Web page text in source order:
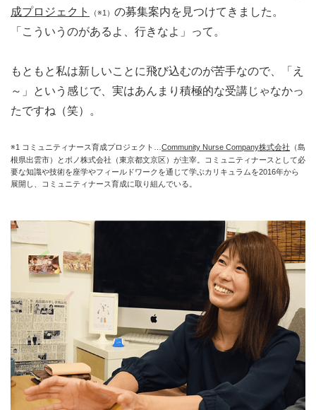
成プロジェクト
（※1） の募集案内を見つけてきました。
「こういうのがあるよ、行きなよ」って。
もともと私は新しいことに飛び込むのが苦手なので、「え
～」という感じで、実はあんまり積極的な受講じゃなかっ
たですね（笑）。
※1 コミュニティナース育成プロジェクト… Community Nurse Company株式会社 （島
根県出雲市）とボノ株式会社（東京都文京区）が主宰。コミュニティナースとして必
要な知識や技術を座学やフィールドワークを通じて学ぶカリキュラムを2016年から
展開し、コミュニティナース育成に取り組んでいる。